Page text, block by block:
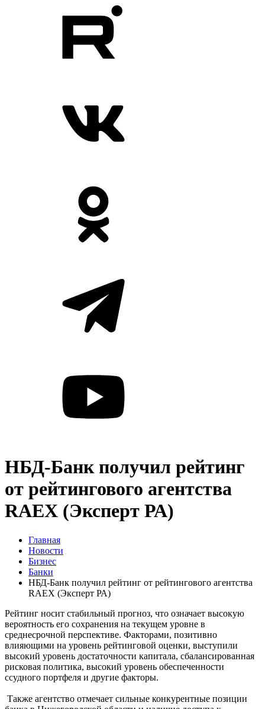
НБД-Банк получил рейтинг
от рейтингового агентства
RAEX (Эксперт РА)
Главная
Новости
Бизнес
Банки
НБД-Банк получил рейтинг от рейтингового агентства
RAEX (Эксперт РА)
Рейтинг носит стабильный прогноз, что означает высокую
вероятность его сохранения на текущем уровне в
среднесрочной перспективе. Факторами, позитивно
влияющими на уровень рейтинговой оценки, выступили
высокий уровень достаточности капитала, сбалансированная
рисковая политика, высокий уровень обеспеченности
ссудного портфеля и другие факторы.
Также агентство отмечает сильные конкурентные позиции